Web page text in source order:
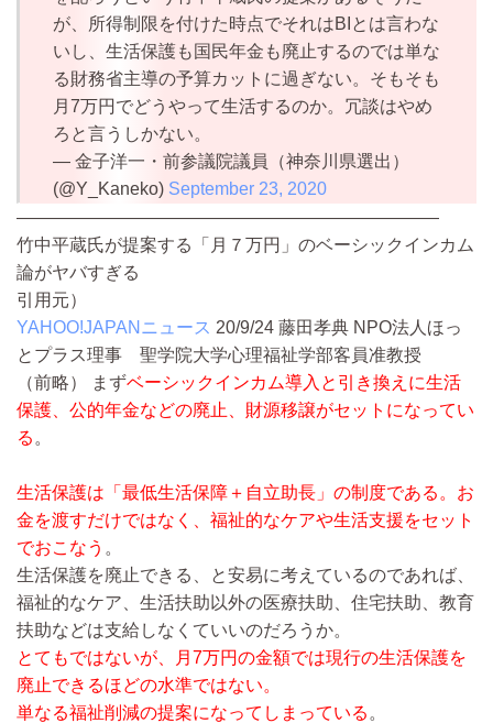
が、所得制限を付けた時点でそれはBIとは言わな
いし、生活保護も国民年金も廃止するのでは単な
る財務省主導の予算カットに過ぎない。そもそも
月7万円でどうやって生活するのか。冗談はやめ
ろと言うしかない。
— 金子洋一・前参議院議員（神奈川県選出）
(@Y_Kaneko) September 23, 2020
————————————————————————
竹中平蔵氏が提案する「月７万円」のベーシックインカム
論がヤバすぎる
引用元）
YAHOO!JAPANニュース 20/9/24 藤田孝典 NPO法人ほっ
とプラス理事 聖学院大学心理福祉学部客員准教授
（前略）
まずベーシックインカム導入と引き換えに生活
保護、公的年金などの廃止、財源移譲がセットになってい
る 。
生活保護は「最低生活保障＋自立助長」の制度である。お
金を渡すだけではなく、福祉的なケアや生活支援をセット
でおこなう 。
生活保護を廃止できる、と安易に考えているのであれば、
福祉的なケア、生活扶助以外の医療扶助、住宅扶助、教育
扶助などは支給しなくていいのだろうか。
とてもではないが、月7万円の金額では現行の生活保護を
廃止できるほどの水準ではない。
単なる福祉削減の提案になってしまっている 。